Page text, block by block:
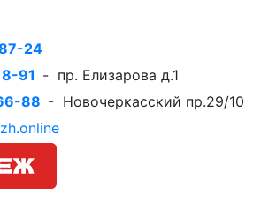
24
91 - пр. Елизарова д.1
88 - Новочеркасский пр.29/10